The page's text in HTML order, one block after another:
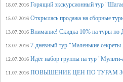
18.07.2016 Горящий экскурсионный тур
15.07.2016 Открылась продажа на сборные
13.07.2016 Внимание! Скидка 10% на туры по
13.07.2016 7-дневный тур "Маленькие
12.07.2016 Идёт набор группы на тур
11.07.2016 ПОВЫШЕНИЕ ЦЕН ПО ТУРАМ